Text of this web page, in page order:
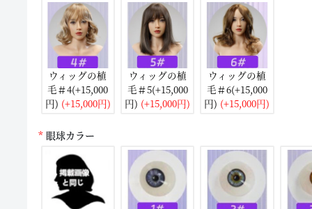
ウィッグの植
毛＃4(+15,000
円) (+15,000円)
ウィッグの植
毛＃5(+15,000
円) (+15,000円)
ウィッグの植
毛＃6(+15,000
円) (+15,000円)
眼球カラー